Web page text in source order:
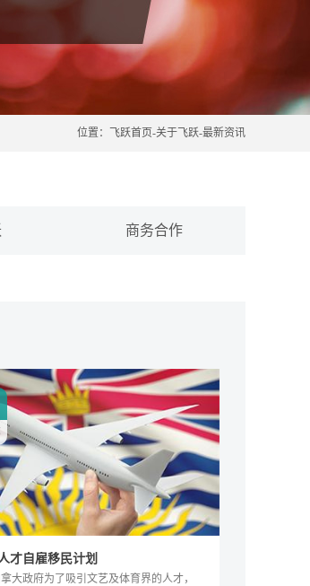
位置： 飞跃首页-关于飞跃-最新资讯
商务合作
才自雇移民计划
大政府为了吸引文艺及体育界的人才，